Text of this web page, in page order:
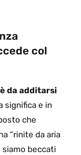
col
da additarsi
significa e in
che
“rinite da aria
siamo beccati